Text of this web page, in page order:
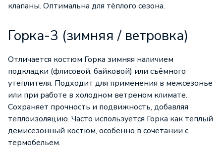
клапаны. Оптимальна для тёплого сезона.
Горка-3 (зимняя / ветровка)
Отличается костюм Горка зимняя наличием
подкладки (флисовой, байковой) или съёмного
утеплителя. Подходит для применения в межсезонье
или при работе в холодном ветреном климате.
Сохраняет прочность и подвижность, добавляя
теплоизоляцию. Часто используется Горка как теплый
демисезонный костюм, особенно в сочетании с
термобельем.